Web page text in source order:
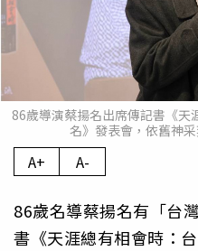
86歲導演蔡揚名出席傳記書《
名》發表會，依舊神采
A+ A-
86歲名導蔡揚名有「台
書《天涯總有相會時：